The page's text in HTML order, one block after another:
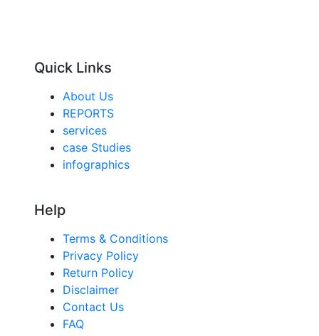
Quick Links
About Us
REPORTS
services
case Studies
infographics
Help
Terms & Conditions
Privacy Policy
Return Policy
Disclaimer
Contact Us
FAQ